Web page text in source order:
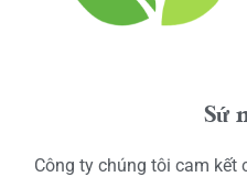
Sứ
Công ty chúng tôi cam kết